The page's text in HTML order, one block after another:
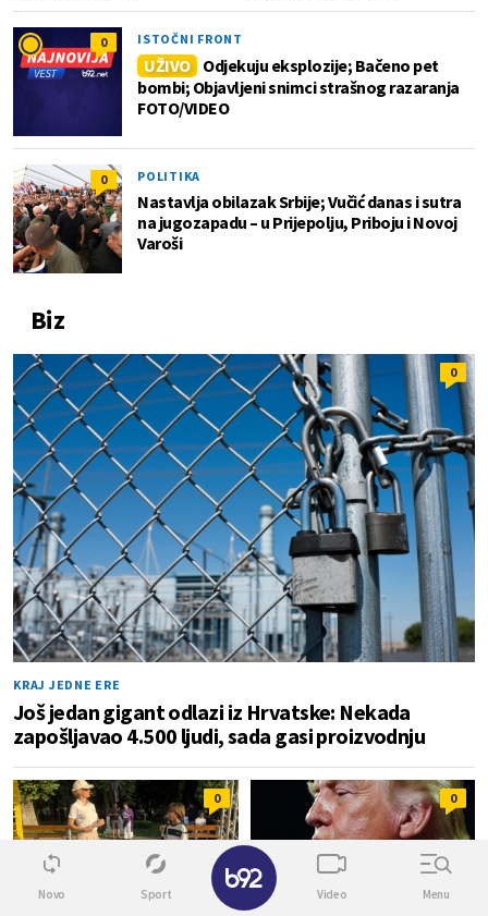
0 ISTOČNI FRONT
UŽIVO
Odjekuju eksplozije; Bačeno pet
bombi; Objavljeni snimci strašnog razaranja
FOTO/VIDEO
0 POLITIKA
Nastavlja obilazak Srbije; Vučić danas i sutra
na jugozapadu – u Prijepolju, Priboju i Novoj
Varoši
Biz
0
KRAJ JEDNE ERE
Još jedan gigant odlazi iz Hrvatske: Nekada
zapošljavao 4.500 ljudi, sada gasi proizvodnju
0 0
Novo Sport Video Menu
✕